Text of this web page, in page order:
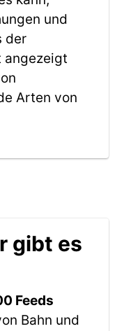
und
der
angezeigt
Arten von
gibt es
Feeds
Bahn und